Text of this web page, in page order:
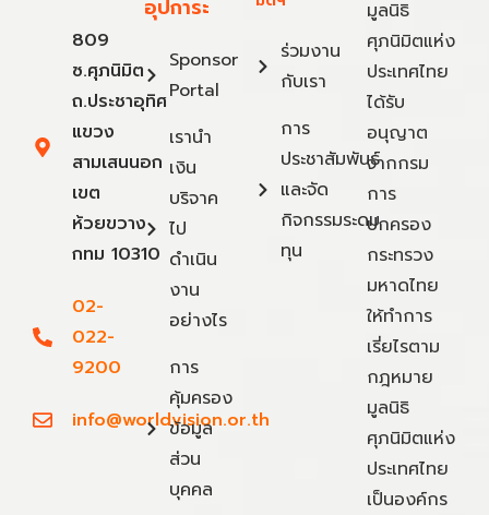
809
ซ.ศุภนิมิต
ถ.ประชาอุทิศ
แขวง
สามเสนนอก
เขต
ห้วยขวาง
กทม 10310
02-
022-
9200
info@worldvision.or.th
อุปการะ
Sponsor
Portal
เรานำ
เงิน
บริจาค
ไป
ดำเนิน
งาน
อย่างไร
การ
คุ้มครอง
ข้อมูล
ส่วน
บุคคล
ร่วมงาน
กับเรา
การ
ประชาสัมพันธ์
และจัด
กิจกรรมระดม
ทุน
มูลนิธิ
ศุภนิมิตแห่ง
ประเทศไทย
ได้รับ
อนุญาต
จากกรม
การ
ปกครอง
กระทรวง
มหาดไทย
ให้ทำการ
เรี่ยไรตาม
กฎหมาย
มูลนิธิ
ศุภนิมิตแห่ง
ประเทศไทย
เป็นองค์กร